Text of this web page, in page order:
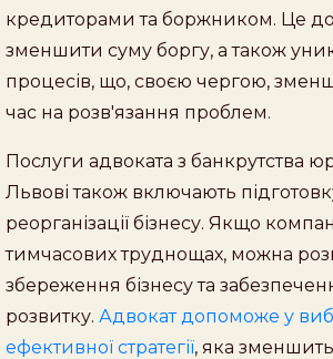
кредиторами та боржником. Це
зменшити суму боргу, а також
процесів, що, своєю чергою,
час на розв'язання проблем.
Послуги адвоката з банкрутства
Львові також включають
реорганізації бізнесу. Якщо
тимчасових труднощах, можна
збереження бізнесу та
розвитку. Адвокат допоможе у
ефективної стратегії, яка